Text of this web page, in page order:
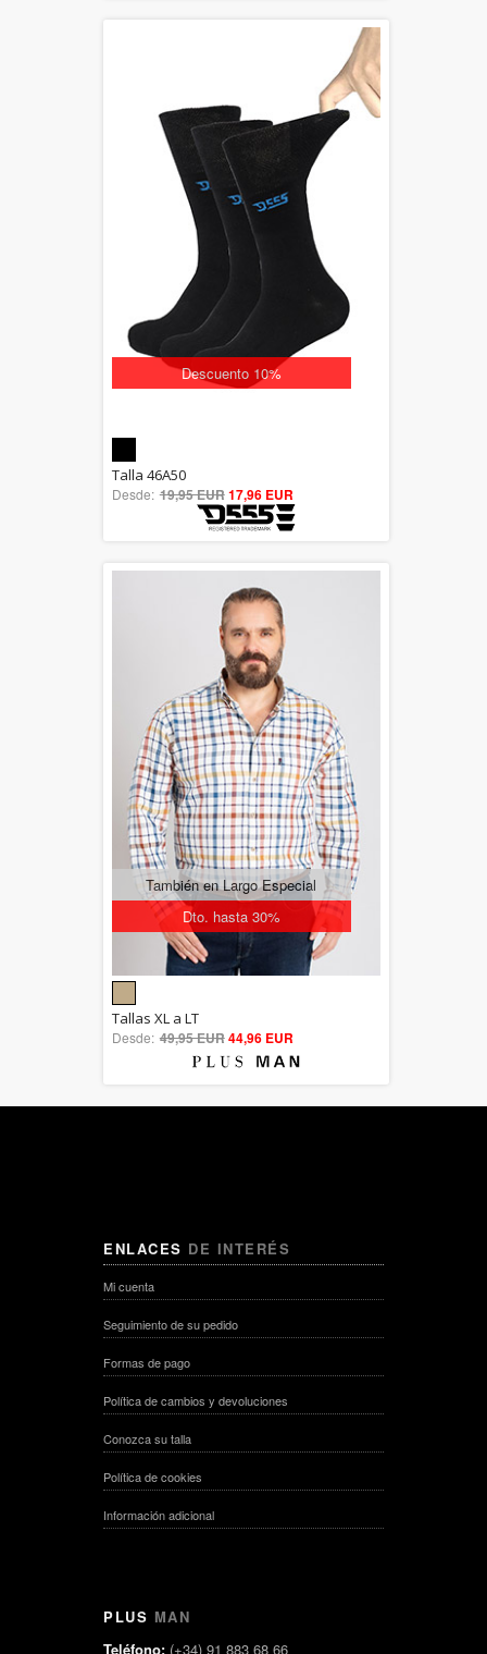
Descuento 10%
out of 5
Talla 46A50
Desde: 19,95 EUR17,96 EUR
Dto. hasta 30%
También en Largo Especial
out of 5
Tallas XL a LT
Desde: 49,95 EUR44,96 EUR
ENLACES DE INTERÉS
Mi cuenta
Seguimiento de su pedido
Formas de pago
Política de cambios y devoluciones
Conozca su talla
Política de cookies
Información adicional
PLUS MAN
Teléfono: (+34) 91 883 68 66